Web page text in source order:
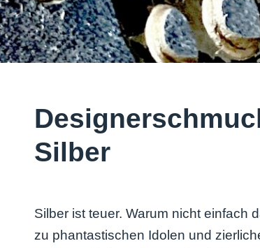
Silber
Silber ist teuer. Warum nicht einfach
zu phantastischen Idolen und